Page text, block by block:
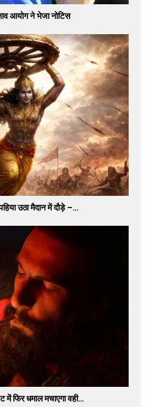
आयोग ने भेजा नोटिस
उठा मैदान में दौड़े –…
में फिर धमाल मचाएगा वही…